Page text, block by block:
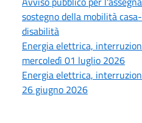
sostegno della mobilità
disabilità
Energia elettrica,
mercoledì 01 luglio 2026
Energia elettrica,
26 giugno 2026